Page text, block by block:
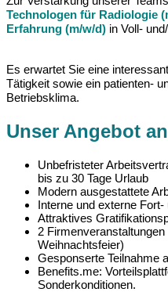
Technologen für Radiologie
Erfahrung (m/w/d) in Voll-
Es erwartet Sie eine
Tätigkeit sowie ein patienten-
Betriebsklima.
Unser Angebot
Unbefristeter
bis zu 30 Tage Urlaub
Modern ausgestattete
Interne und externe
Attraktives
2
Weihnachtsfeier)
Gesponserte Teilnahme
Benefits.me:
Sonderkonditionen.